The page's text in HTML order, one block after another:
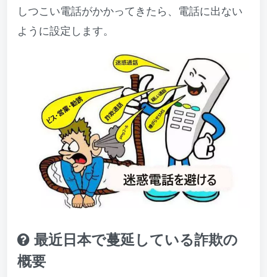
しつこい電話がかかってきたら、電話に出ない
ように設定します。
最近日本で蔓延している詐欺の
概要